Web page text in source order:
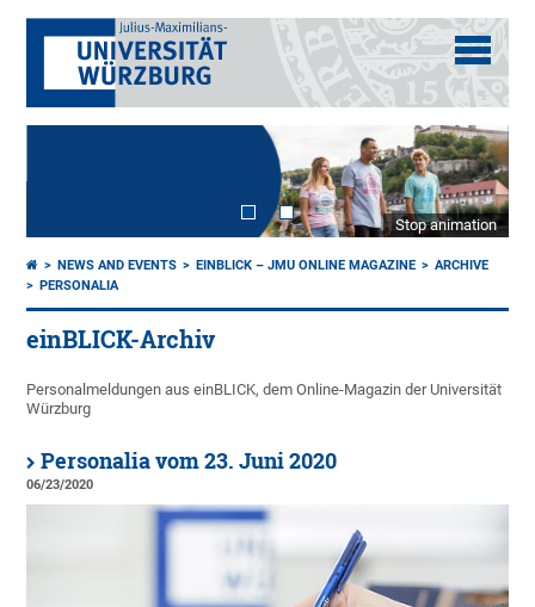
Stop animation
NEWS AND EVENTS EINBLICK – JMU ONLINE MAGAZINE
ARCHIVE
PERSONALIA
einBLICK-Archiv
Personalmeldungen aus einBLICK, dem Online-Magazin der Universität
Würzburg
Personalia vom 23. Juni 2020
06/23/2020